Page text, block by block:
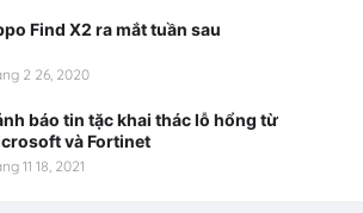
Find X2 ra mắt tuần sau
2 26, 2020
báo tin tặc khai thác lỗ hổng từ
và Fortinet
11 18, 2021